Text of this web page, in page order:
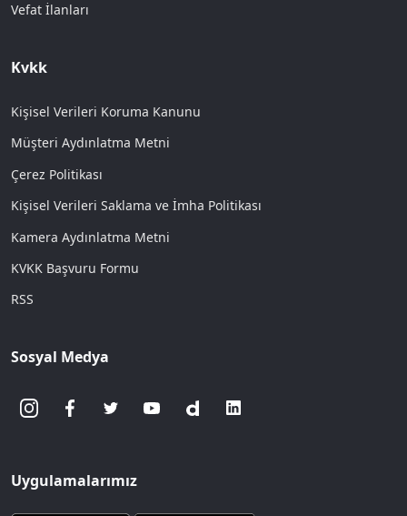
Vefat İlanları
Kvkk
Kişisel Verileri Koruma Kanunu
Müşteri Aydınlatma Metni
Çerez Politikası
Kişisel Verileri Saklama ve İmha Politikası
Kamera Aydınlatma Metni
KVKK Başvuru Formu
RSS
Sosyal Medya
Uygulamalarımız